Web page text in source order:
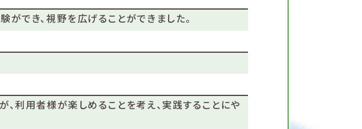
でき、視野を広げることができました。
利用者様が楽しめることを考え、実践することにや